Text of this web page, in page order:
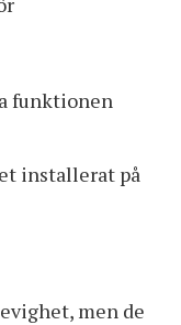
funktionen
installerat på
men de